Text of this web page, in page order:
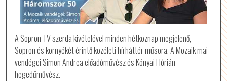
A Sopron TV szerda kivételével minden hétköznap megjelenő,
Sopron és környékét érintő közéleti hírháttér műsora. A Mozaik mai
vendégei Simon Andrea előadóművész és Kónyai Flórián
hegedűművész.